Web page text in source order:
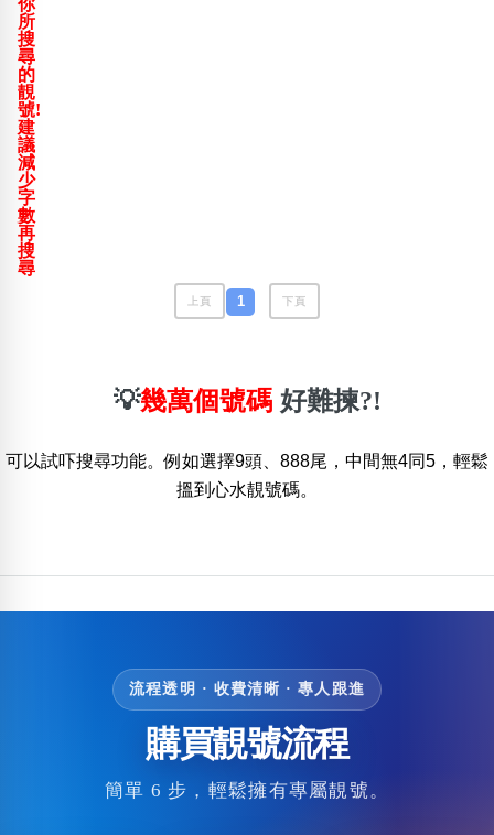
所
搜
尋
的
靚
號!
建
議
減
少
字
數
再
搜
尋
上頁 1 下頁
💡幾萬個號碼 好難揀?!
可以試吓搜尋功能。例如選擇9頭、888尾，中間無4同5，輕鬆
搵到心水靚號碼。
流程透明 · 收費清晰 · 專人跟進
購買靚號流程
簡單 6 步，輕鬆擁有專屬靚號。